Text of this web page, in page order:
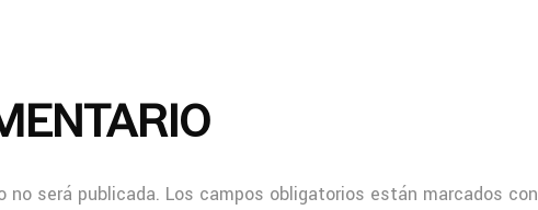
no será publicada. Los campos obligatorios están marcados con